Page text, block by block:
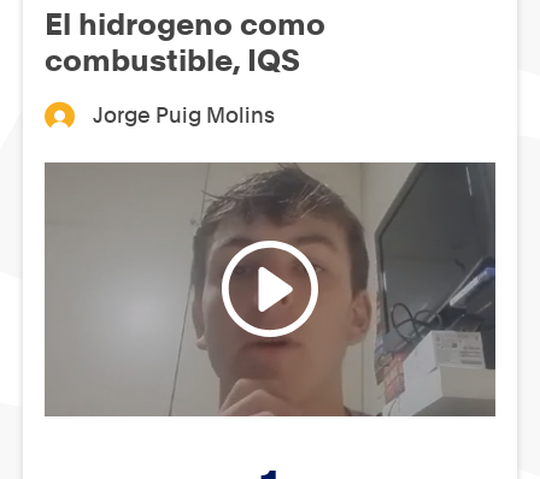
El hidrogeno como
combustible, IQS
Jorge Puig Molins